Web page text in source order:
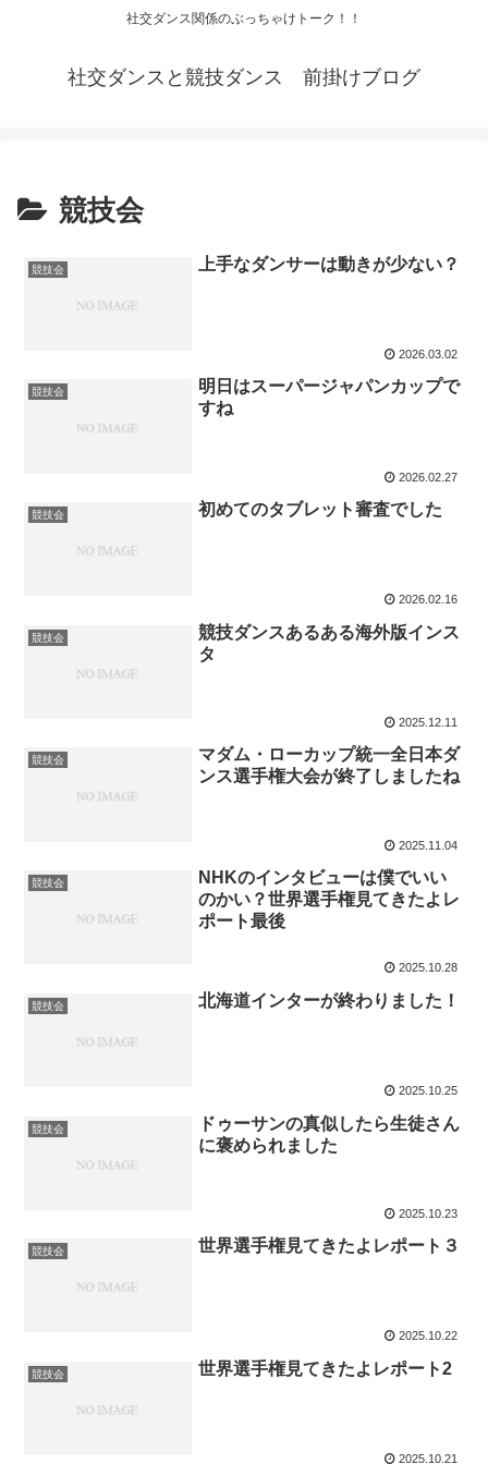
社交ダンス関係のぶっちゃけトーク！！
社交ダンスと競技ダンス 前掛けブログ
競技会
競技会 上手なダンサーは動きが少ない？
2026.03.02
競技会
明日はスーパージャパンカップで
すね
2026.02.27
競技会 初めてのタブレット審査でした
2026.02.16
競技会
競技ダンスあるある海外版インス
タ
2025.12.11
競技会
マダム・ローカップ統一全日本ダ
ンス選手権大会が終了しましたね
2025.11.04
競技会
NHKのインタビューは僕でいい
のかい？世界選手権見てきたよレ
ポート最後
2025.10.28
競技会 北海道インターが終わりました！
2025.10.25
競技会
ドゥーサンの真似したら生徒さん
に褒められました
2025.10.23
競技会 世界選手権見てきたよレポート３
2025.10.22
競技会 世界選手権見てきたよレポート2
2025.10.21